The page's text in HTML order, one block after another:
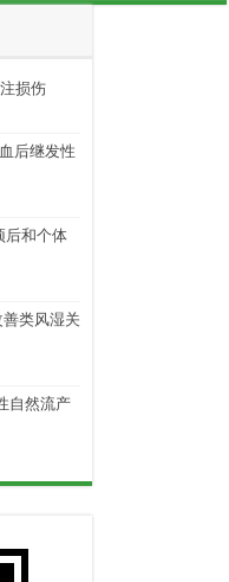
损伤
后继发性
后和个体
善类风湿关
自然流产